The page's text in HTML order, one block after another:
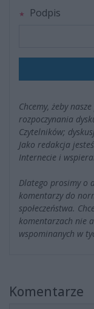
Podpis
Chcemy, żeby
rozpoczynania
Czytelników;
Jako redakcja
Internecie i
Dlatego prosimy o
komentarzy do
społeczeństwa.
komentarzach nie
wspominanych w
Komentarze